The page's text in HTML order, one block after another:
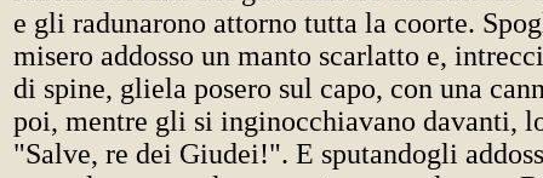
e gli radunarono attorno tutta la coorte.
misero addosso un manto scarlatto e,
di spine, gliela posero sul capo, con una
poi, mentre gli si inginocchiavano davanti,
"Salve, re dei Giudei!". E sputandogli